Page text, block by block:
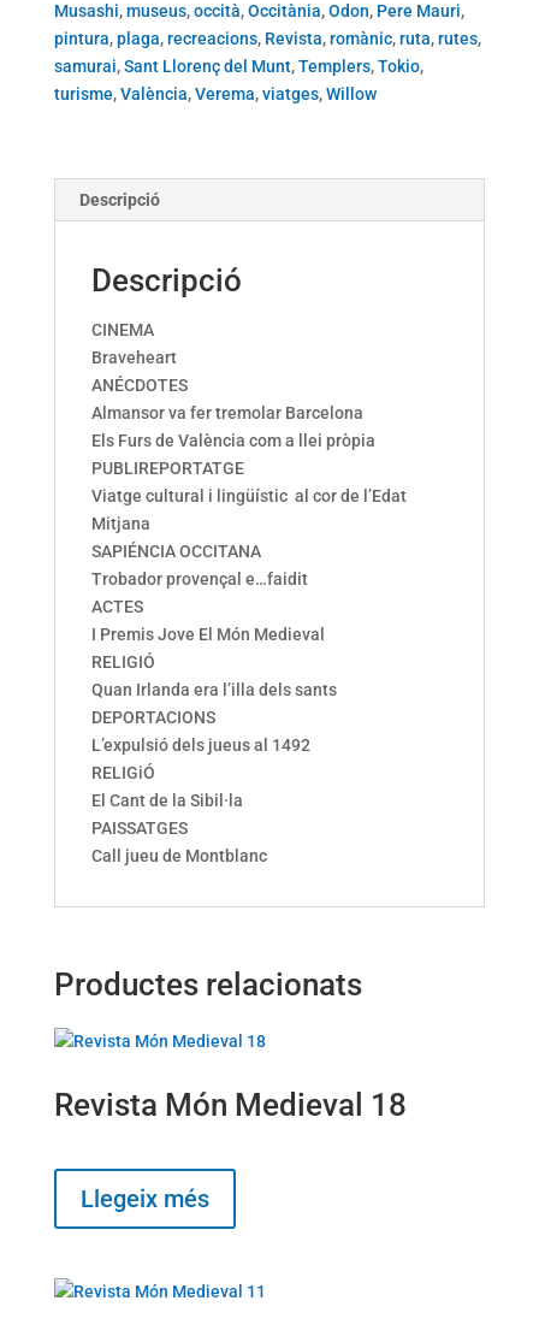
Musashi,museus,occità,Occitània,Odon, Pere Mauri,
pintura,plaga,recreacions, Revista,romànic,ruta,rutes,
samurai,Sant Llorenç del Munt,Templers,Tokio,
turisme,València,Verema,viatges,Willow
Descripció
Descripció
CINEMA
Braveheart
ANÉCDOTES
Almansor va fer tremolar Barcelona
Els Furs de València com a llei pròpia
PUBLIREPORTATGE
Viatge cultural i lingüístic al cor de l’Edat
Mitjana
SAPIÉNCIA OCCITANA
Trobador provençal e…faidit
ACTES
I Premis Jove El Món Medieval
RELIGIÓ
Quan Irlanda era l’illa dels sants
DEPORTACIONS
L’expulsió dels jueus al 1492
RELIGiÓ
El Cant de la Sibil·la
PAISSATGES
Call jueu de Montblanc
Productes relacionats
Revista Món Medieval 18
Llegeix més